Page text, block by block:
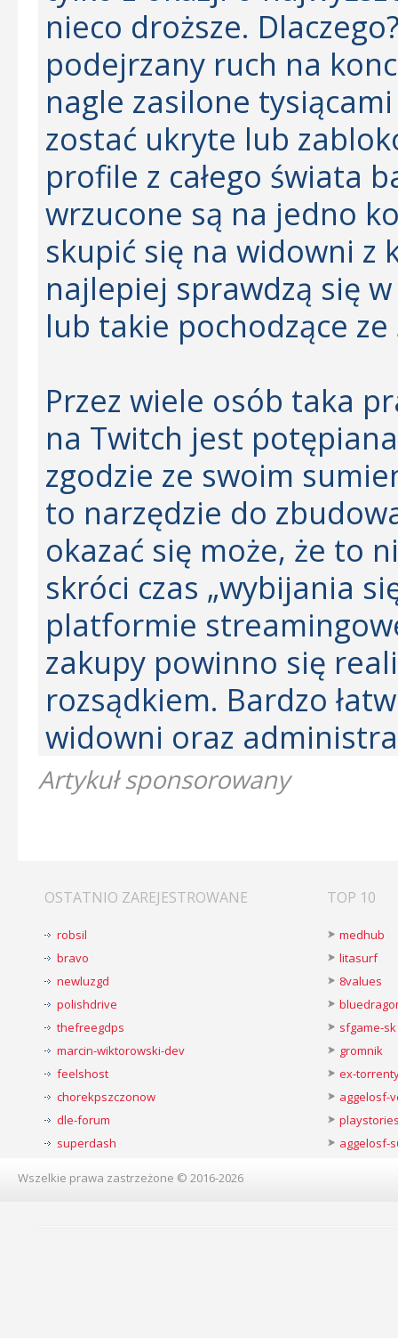
nieco droższe.
podejrzany ruch na
nagle zasilone
zostać ukryte lub
profile z całego świata
wrzucone są na jedno
skupić się na widowni z
najlepiej sprawdzą się
lub takie pochodzące
Przez wiele osób taka
na Twitch jest
zgodzie ze swoim
to narzędzie do
okazać się może, że to
skróci czas „wybijania
platformie
zakupy powinno się
rozsądkiem. Bardzo
widowni oraz
Artykuł sponsorowany
OSTATNIO ZAREJESTROWANE
robsil
bravo
newluzgd
polishdrive
thefreegdps
marcin-wiktorowski-dev
feelshost
chorekpszczonow
dle-forum
superdash
TOP 10
medhub
litasurf
8values
sfgame-sk
gromnik
ex-
aggelosf-
aggelosf-
Wszelkie prawa zastrzeżone © 2016-2026